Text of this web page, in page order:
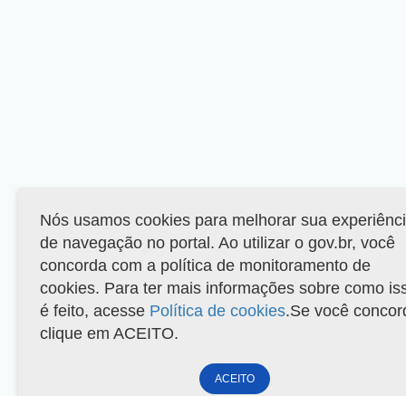
Nós usamos cookies para melhorar sua
de navegação no portal. Ao utilizar o gov.br, você
concorda com a política de monitoramento de
cookies. Para ter mais informações sobre como
é feito, acesse Política de cookies.Se você
clique em ACEITO.
ACEITO